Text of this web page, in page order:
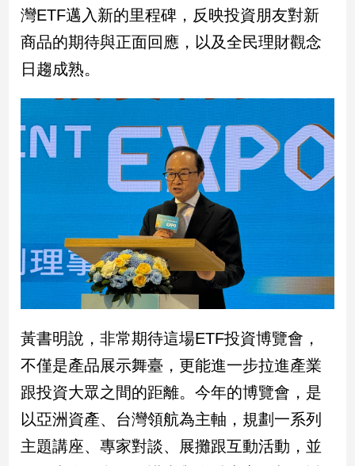
南
台
觀
娛
聞
流
尚
追
星
生
活
灣ETF邁入新的里程碑，反映投資朋友對新
商品的期待與正面回應，以及全民理財觀念
日趨成熟。
黃書明說，非常期待這場ETF投資博覽會，
不僅是產品展示舞臺，更能進一步拉進產業
跟投資大眾之間的距離。今年的博覽會，是
以亞洲資產、台灣領航為主軸，規劃一系列
主題講座、專家對談、展攤跟互動活動，並